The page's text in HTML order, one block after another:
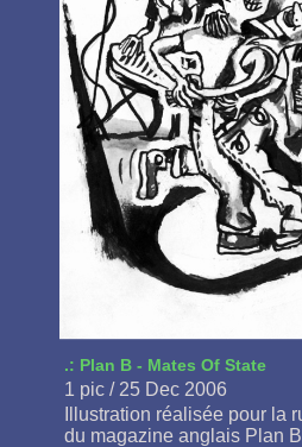
.: Plan B - Mates Of State
1 pic / 25 Dec 2006
Illustration réalisée pour la
du magazine anglais Plan